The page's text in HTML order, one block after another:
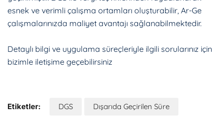
esnek ve verimli çalışma ortamları oluşturabilir, Ar-Ge
çalışmalarınızda maliyet avantajı sağlanabilmektedir.
Detaylı bilgi ve uygulama süreçleriyle ilgili sorularınız için
bizimle iletişime geçebilirsiniz
Etiketler: DGS Dışarıda Geçirilen Süre